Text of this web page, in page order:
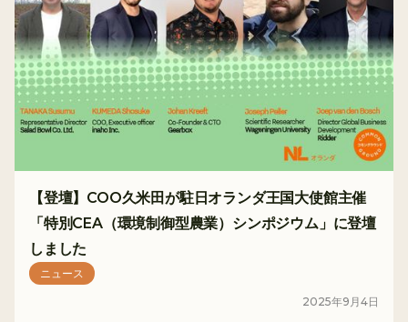
【登壇】COO久米田が駐日オランダ王国大使館主催
「特別CEA（環境制御型農業）シンポジウム」に登壇
しました
ニュース
2025年9 月4日